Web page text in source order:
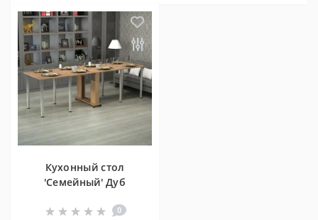
Кухонный стол
'Семейный' Дуб
(2745x800x730) Дуб
0